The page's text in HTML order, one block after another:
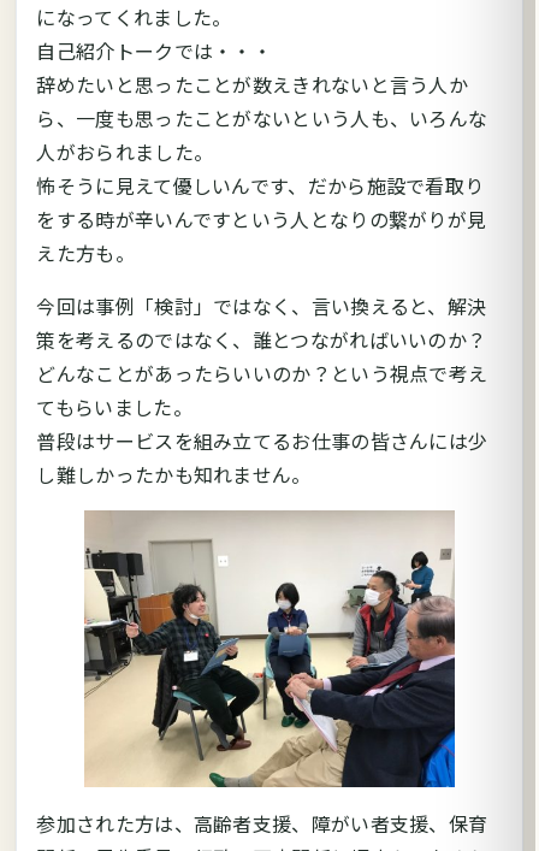
になってくれました。
自己紹介トークでは・・・
辞めたいと思ったことが数えきれないと言う人か
ら、一度も思ったことがないという人も、いろんな
人がおられました。
怖そうに見えて優しいんです、だから施設で看取り
をする時が辛いんですという人となりの繋がりが見
えた方も。
今回は事例「検討」ではなく、言い換えると、解決
策を考えるのではなく、誰とつながればいいのか？
どんなことがあったらいいのか？という視点で考え
てもらいました。
普段はサービスを組み立てるお仕事の皆さんには少
し難しかったかも知れません。
参加された方は、高齢者支援、障がい者支援、保育